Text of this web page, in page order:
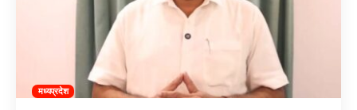
मध्यप्रदेश